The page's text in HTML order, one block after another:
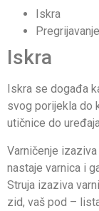
Iskra
Pregrijavanje
Iskra
Iskra se događa
svog porijekla do
utičnice do
Varničenje
nastaje varnica i
Struja izaziva
zid, vaš pod –